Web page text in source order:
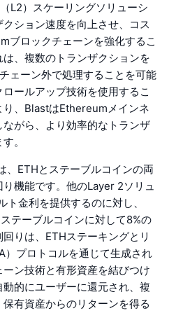
L2）スケーリングソリューシ
ション速度を向上させ、コス
ブロックチェーンを強化するこ
、複数のトランザクションを
ェーン外で処理することを可能
ールアップ技術を使用するこ
り、BlastはEthereumメインネ
がら、より効率的なトランザ
。
、ETHとステーブルコインの両
機能です。他のLayer 2ソリュ
金利を提供するのに対し、
テーブルコインに対して8%の
りは、ETHステーキングとリ
）プロトコルを通じて生成され
ン技術と有形資産を結びつけ
的にユーザーに還元され、複
有資産からのリターンを得る